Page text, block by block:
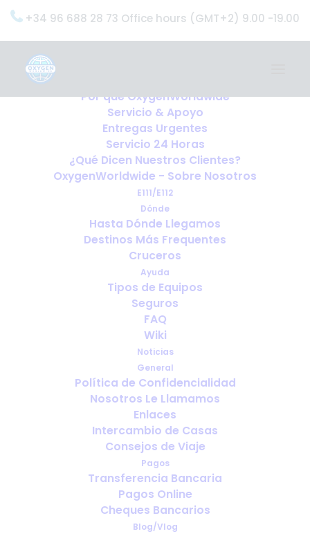
+34 96 688 28 73 Office hours (GMT+2) 9.00 -19.00
OxygenWorldwide (¿Qué Hacemos?)
Por qué OxygenWorldwide
Servicio & Apoyo
Entregas Urgentes
Servicio 24 Horas
¿Qué Dicen Nuestros Clientes?
OxygenWorldwide - Sobre Nosotros
E111/E112
Dónde
Hasta Dónde Llegamos
Destinos Más Frequentes
Cruceros
Ayuda
Tipos de Equipos
Seguros
FAQ
Wiki
Noticias
General
Política de Confidencialidad
Nosotros Le Llamamos
Enlaces
Intercambio de Casas
Consejos de Viaje
Pagos
Transferencia Bancaria
Pagos Online
Cheques Bancarios
Blog/Vlog
A cold glass of white wine
might not be the best option
for you
JUNIO 26, 2017 | INPORTABLE OXYGEN